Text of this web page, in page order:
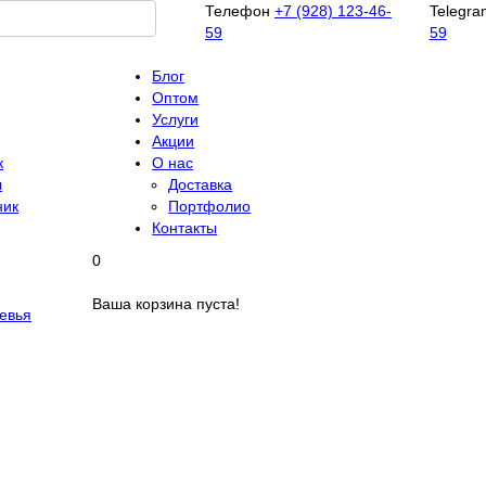
Телефон +7 (928) 123-46-
59
59
Блог
Оптом
Услуги
Акции
О нас
Доставка
Портфолио
Контакты
0
Ваша корзина пуста!